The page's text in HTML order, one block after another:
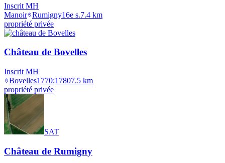
Inscrit MH
Manoir Rumigny16e s.7.4 km
propriété privée
Château de Bovelles
Inscrit MH
Bovelles1770;17807.5 km
propriété privée
SAT
Château de Rumigny